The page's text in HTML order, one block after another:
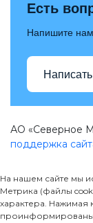
Есть
Напишите нам
АО «Северное
поддержка
На нашем сайте мы
Метрика (файлы
характера. Нажимая
проинформированы